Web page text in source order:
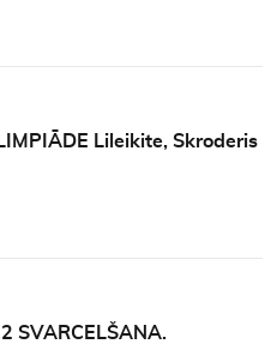
Lileikite, Skroderis
SVARCELŠANA.